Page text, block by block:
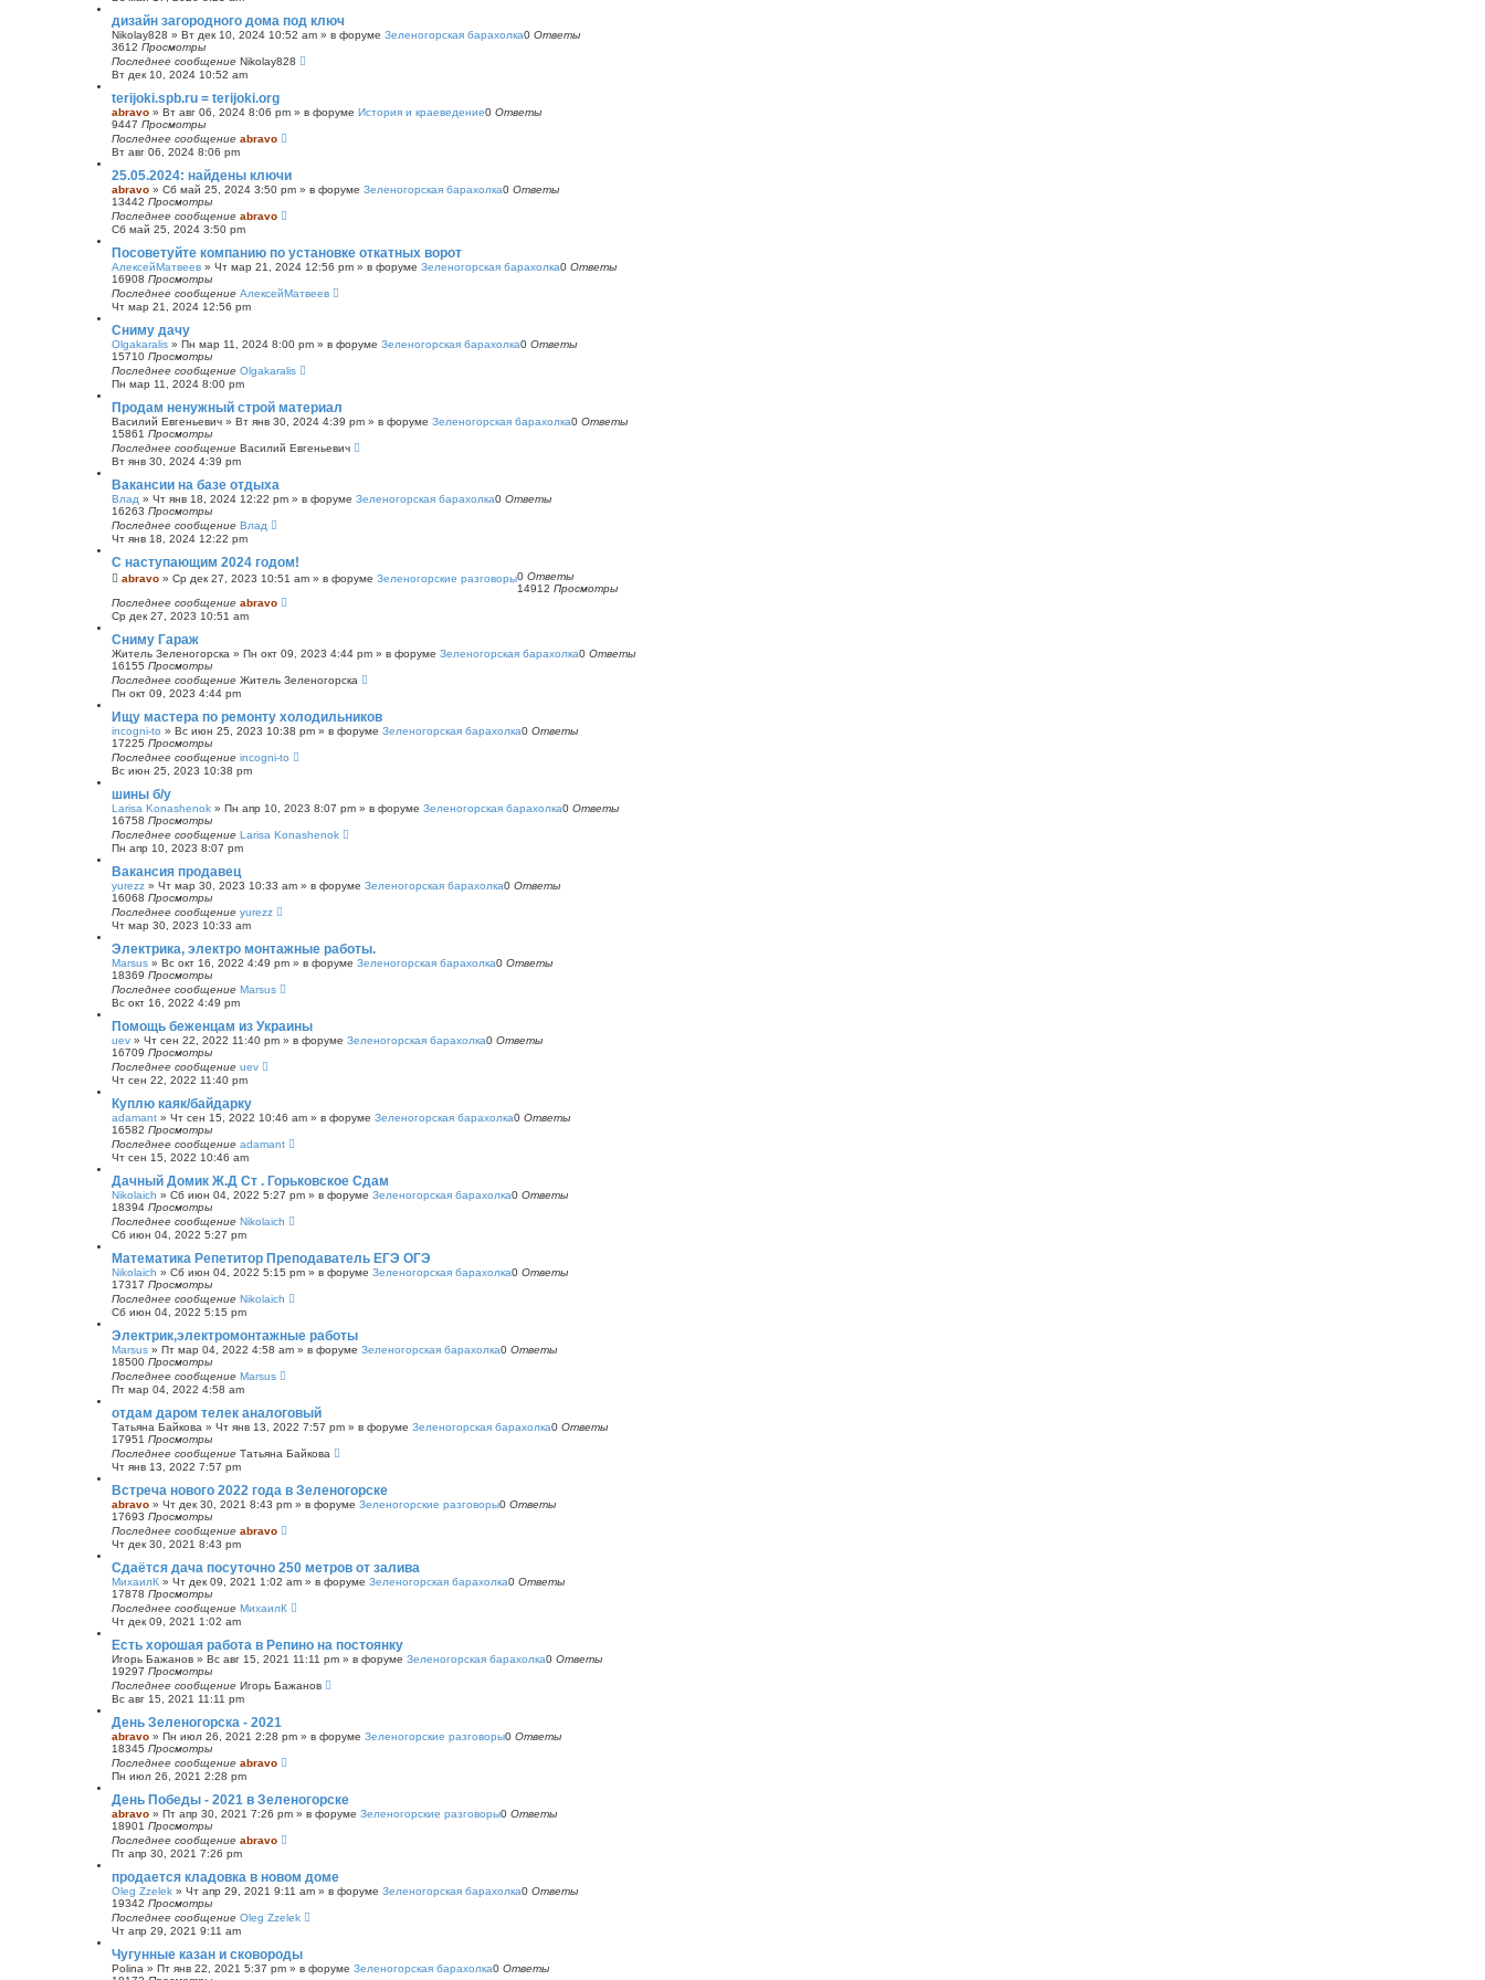
к
дизайн загородного дома под ключ
Nikolay828 » Вт дек 10, 2024 10:52 am » в форуме Зеленогорская барахолка0 Ответы
3612 Просмотры
Последнее сообщение Nikolay828
Вт дек 10, 2024 10:52 am
terijoki.spb.ru = terijoki.org
abravo » Вт авг 06, 2024 8:06 pm » в форуме История и краеведение0 Ответы
9447 Просмотры
Последнее сообщение abravo
Вт авг 06, 2024 8:06 pm
25.05.2024: найдены ключи
abravo » Сб май 25, 2024 3:50 pm » в форуме Зеленогорская барахолка0 Ответы
13442 Просмотры
Последнее сообщение abravo
Сб май 25, 2024 3:50 pm
Посоветуйте компанию по установке откатных ворот
АлексейМатвеев » Чт мар 21, 2024 12:56 pm » в форуме Зеленогорская барахолка0 Ответы
16908 Просмотры
Последнее сообщение АлексейМатвеев
Чт мар 21, 2024 12:56 pm
Сниму дачу
Olgakaralis » Пн мар 11, 2024 8:00 pm » в форуме Зеленогорская барахолка0 Ответы
15710 Просмотры
Последнее сообщение Olgakaralis
Пн мар 11, 2024 8:00 pm
Продам ненужный строй материал
Василий Евгеньевич » Вт янв 30, 2024 4:39 pm » в форуме Зеленогорская барахолка0 Ответы
15861 Просмотры
Последнее сообщение Василий Евгеньевич
Вт янв 30, 2024 4:39 pm
Вакансии на базе отдыха
Влад » Чт янв 18, 2024 12:22 pm » в форуме Зеленогорская барахолка0 Ответы
16263 Просмотры
Последнее сообщение Влад
Чт янв 18, 2024 12:22 pm
С наступающим 2024 годом!
abravo » Ср дек 27, 2023 10:51 am » в форуме Зеленогорские разговоры0 Ответы
14912 Просмотры
Последнее сообщение abravo
Ср дек 27, 2023 10:51 am
Сниму Гараж
Житель Зеленогорска » Пн окт 09, 2023 4:44 pm » в форуме Зеленогорская барахолка0 Ответы
16155 Просмотры
Последнее сообщение Житель Зеленогорска
Пн окт 09, 2023 4:44 pm
Ищу мастера по ремонту холодильников
incogni-to » Вс июн 25, 2023 10:38 pm » в форуме Зеленогорская барахолка0 Ответы
17225 Просмотры
Последнее сообщение incogni-to
Вс июн 25, 2023 10:38 pm
шины б/у
Larisa Konashenok » Пн апр 10, 2023 8:07 pm » в форуме Зеленогорская барахолка0 Ответы
16758 Просмотры
Последнее сообщение Larisa Konashenok
Пн апр 10, 2023 8:07 pm
Вакансия продавец
yurezz » Чт мар 30, 2023 10:33 am » в форуме Зеленогорская барахолка0 Ответы
16068 Просмотры
Последнее сообщение yurezz
Чт мар 30, 2023 10:33 am
Электрика, электро монтажные работы.
Marsus » Вс окт 16, 2022 4:49 pm » в форуме Зеленогорская барахолка0 Ответы
18369 Просмотры
Последнее сообщение Marsus
Вс окт 16, 2022 4:49 pm
Помощь беженцам из Украины
uev » Чт сен 22, 2022 11:40 pm » в форуме Зеленогорская барахолка0 Ответы
16709 Просмотры
Последнее сообщение uev
Чт сен 22, 2022 11:40 pm
Куплю каяк/байдарку
adamant » Чт сен 15, 2022 10:46 am » в форуме Зеленогорская барахолка0 Ответы
16582 Просмотры
Последнее сообщение adamant
Чт сен 15, 2022 10:46 am
Дачный Домик Ж.Д Ст . Горьковское Сдам
Nikolaich » Сб июн 04, 2022 5:27 pm » в форуме Зеленогорская барахолка0 Ответы
18394 Просмотры
Последнее сообщение Nikolaich
Сб июн 04, 2022 5:27 pm
Математика Репетитор Преподаватель ЕГЭ ОГЭ
Nikolaich » Сб июн 04, 2022 5:15 pm » в форуме Зеленогорская барахолка0 Ответы
17317 Просмотры
Последнее сообщение Nikolaich
Сб июн 04, 2022 5:15 pm
Электрик,электромонтажные работы
Marsus » Пт мар 04, 2022 4:58 am » в форуме Зеленогорская барахолка0 Ответы
18500 Просмотры
Последнее сообщение Marsus
Пт мар 04, 2022 4:58 am
отдам даром телек аналоговый
Татьяна Байкова » Чт янв 13, 2022 7:57 pm » в форуме Зеленогорская барахолка0 Ответы
17951 Просмотры
Последнее сообщение Татьяна Байкова
Чт янв 13, 2022 7:57 pm
Встреча нового 2022 года в Зеленогорске
abravo » Чт дек 30, 2021 8:43 pm » в форуме Зеленогорские разговоры0 Ответы
17693 Просмотры
Последнее сообщение abravo
Чт дек 30, 2021 8:43 pm
Сдаётся дача посуточно 250 метров от залива
МихаилК » Чт дек 09, 2021 1:02 am » в форуме Зеленогорская барахолка0 Ответы
17878 Просмотры
Последнее сообщение МихаилК
Чт дек 09, 2021 1:02 am
Есть хорошая работа в Репино на постоянку
Игорь Бажанов » Вс авг 15, 2021 11:11 pm » в форуме Зеленогорская барахолка0 Ответы
19297 Просмотры
Последнее сообщение Игорь Бажанов
Вс авг 15, 2021 11:11 pm
День Зеленогорска - 2021
abravo » Пн июл 26, 2021 2:28 pm » в форуме Зеленогорские разговоры0 Ответы
18345 Просмотры
Последнее сообщение abravo
Пн июл 26, 2021 2:28 pm
День Победы - 2021 в Зеленогорске
abravo » Пт апр 30, 2021 7:26 pm » в форуме Зеленогорские разговоры0 Ответы
18901 Просмотры
Последнее сообщение abravo
Пт апр 30, 2021 7:26 pm
продается кладовка в новом доме
Oleg Zzelek » Чт апр 29, 2021 9:11 am » в форуме Зеленогорская барахолка0 Ответы
19342 Просмотры
Последнее сообщение Oleg Zzelek
Чт апр 29, 2021 9:11 am
Чугунные казан и сковороды
Polina » Пт янв 22, 2021 5:37 pm » в форуме Зеленогорская барахолка0 Ответы